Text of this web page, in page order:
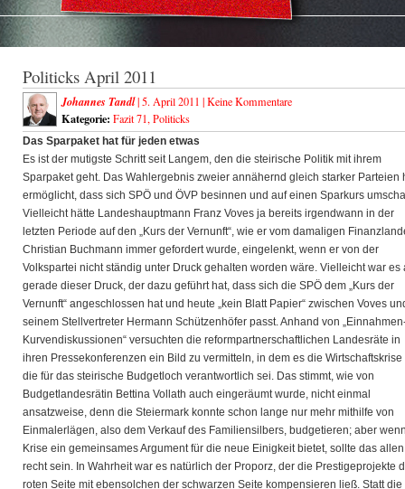
Politicks April 2011
Johannes Tandl| 5. April 2011 |Keine Kommentare
Kategorie: Fazit 71, Politicks
Das Sparpaket hat für jeden etwas
Es ist der mutigste Schritt seit Langem, den die steirische Politik mit ihrem
Sparpaket geht. Das Wahlergebnis zweier annähernd gleich starker Parteien
ermöglicht, dass sich SPÖ und ÖVP besinnen und auf einen Sparkurs
Vielleicht hätte Landeshauptmann Franz Voves ja bereits irgendwann in der
letzten Periode auf den „Kurs der Vernunft“, wie er vom damaligen
Christian Buchmann immer gefordert wurde, eingelenkt, wenn er von der
Volkspartei nicht ständig unter Druck gehalten worden wäre. Vielleicht war es
gerade dieser Druck, der dazu geführt hat, dass sich die SPÖ dem „Kurs der
Vernunft“ angeschlossen hat und heute „kein Blatt Papier“ zwischen Voves
seinem Stellvertreter Hermann Schützenhöfer passt. Anhand von
Kurvendiskussionen“ versuchten die reformpartnerschaftlichen Landesräte in
ihren Pressekonferenzen ein Bild zu vermitteln, in dem es die Wirtschaftskrise
die für das steirische Budgetloch verantwortlich sei. Das stimmt, wie von
Budgetlandesrätin Bettina Vollath auch eingeräumt wurde, nicht einmal
ansatzweise, denn die Steiermark konnte schon lange nur mehr mithilfe von
Einmalerlägen, also dem Verkauf des Familiensilbers, budgetieren; aber
Krise ein gemeinsames Argument für die neue Einigkeit bietet, sollte das allen
recht sein. In Wahrheit war es natürlich der Proporz, der die Prestigeprojekte
roten Seite mit ebensolchen der schwarzen Seite kompensieren ließ. Statt die